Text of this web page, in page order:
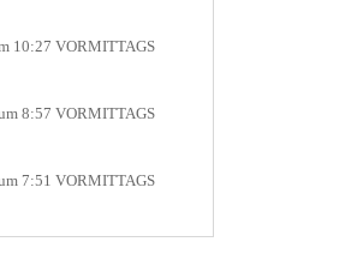
10:27 VORMITTAGS
8:57 VORMITTAGS
7:51 VORMITTAGS